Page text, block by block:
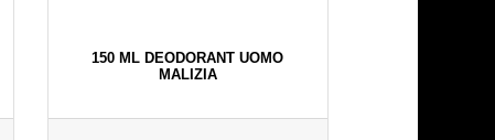
150 ML DEODORANT UOMO
MALIZIA